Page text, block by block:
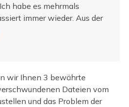
habe es mehrmals
immer wieder. Aus der
wir Ihnen 3 bewährte
Dateien vom
und das Problem der